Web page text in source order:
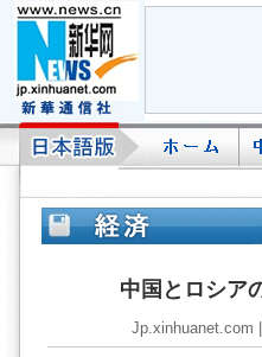
中国とロシア
Jp.xinhuanet.com